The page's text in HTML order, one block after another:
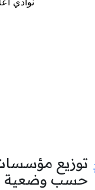
توزيع مؤسسات
حسب وضعية